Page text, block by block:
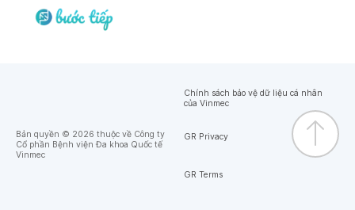
BS thân thiện chuyên nghiệp
Ngày 19-06-2023
Bản quyền © 2026 thuộc về Công ty
Cổ phần Bệnh viện Đa khoa Quốc tế
Vinmec
Chính sách bảo vệ dữ liệu cá nhân
của Vinmec
GR Privacy
GR Terms